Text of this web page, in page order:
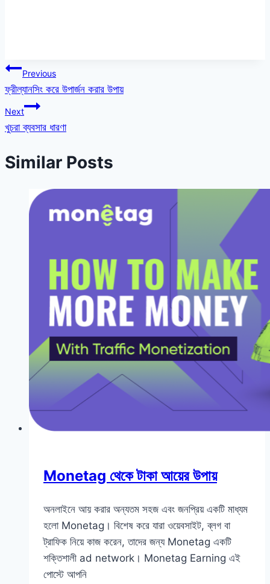
Post
navigation
Previous
ফ্রীল্যানসিং করে উপার্জন করার উপায়
Next
খুচরা ব্যবসার ধারণা
Similar Posts
Monetag থেকে টাকা আয়ের উপায়
অনলাইনে আয় করার অন্যতম সহজ এবং জনপ্রিয় একটি মাধ্যম
হলো Monetag। বিশেষ করে যারা ওয়েবসাইট, ব্লগ বা
ট্রাফিক নিয়ে কাজ করেন, তাদের জন্য Monetag একটি
শক্তিশালী ad network। Monetag Earning এই
পোস্টে আপনি